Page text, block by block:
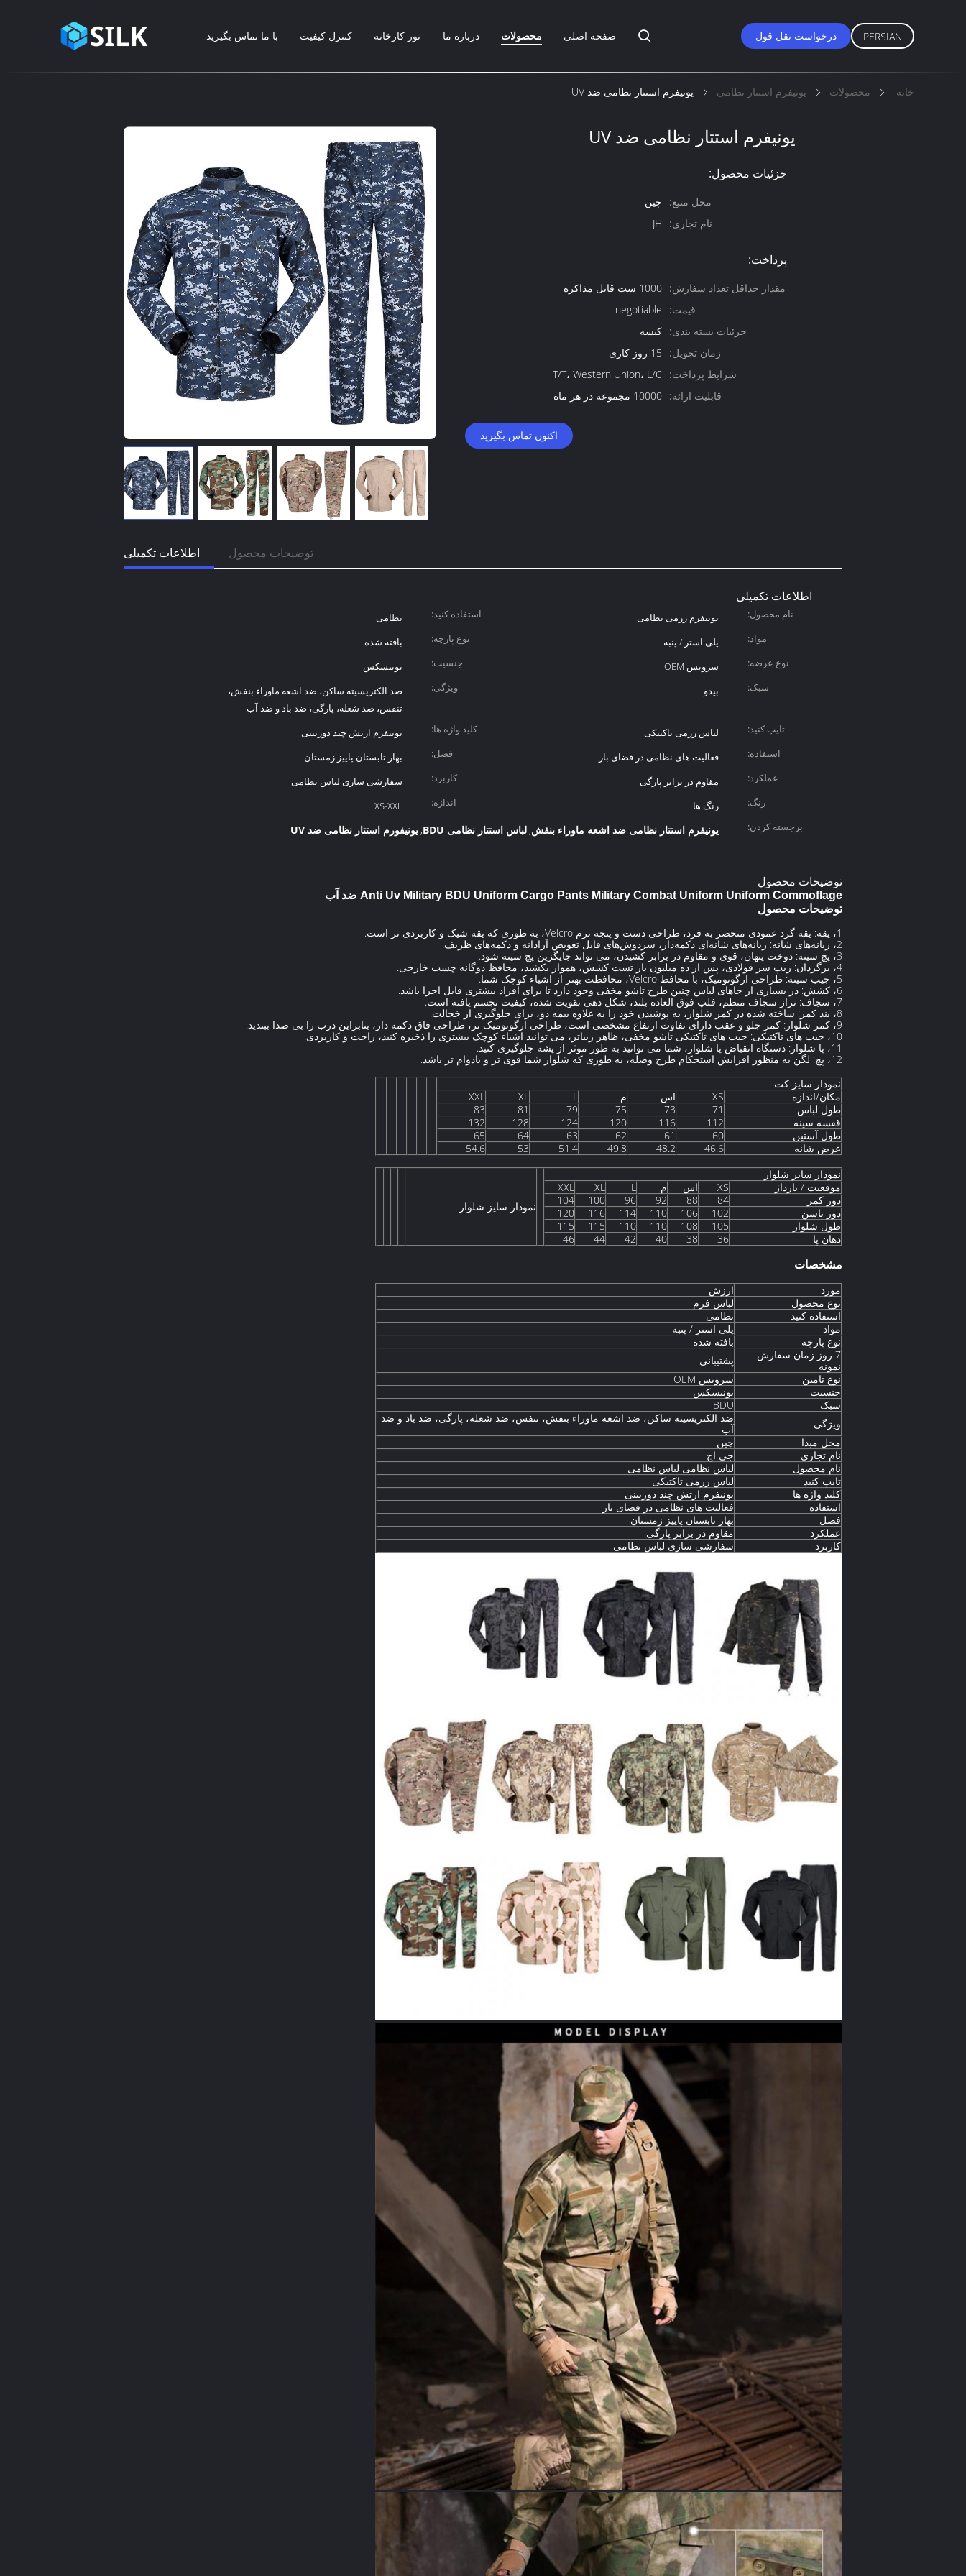
صفحه اصلی محصولات درباره ما تور کارخانه کنترل کیفیت با ما تماس بگیرید درخواست نقل قول PERSIAN
خانه محصولات یونیفرم استتار نظامی یونیفرم استتار نظامی ضد UV
یونیفرم استتار نظامی ضد UV
جزئیات محصول:
محل منبع:
چین
نام تجاری:
JH
پرداخت:
مقدار حداقل تعداد سفارش: 1000 ست قابل مذاکره
قیمت:
negotiable
جزئیات بسته بندی: کیسه
زمان تحویل:
15 روز کاری
شرایط پرداخت:
T/T، Western Union، L/C
قابلیت ارائه: 10000 مجموعه در هر ماه
اکنون تماس بگیرید
اطلاعات تکمیلی توضیحات محصول
اطلاعات تکمیلی
نام محصول: یونیفرم رزمی نظامی استفاده کنید:
نظامی
مواد:
پلی استر / پنبه نوع پارچه:
بافته شده
نوع عرضه:
سرویس OEM جنسیت:
یونیسکس
سبک:
بیدو ویژگی:
ضد الکتریسیته ساکن، ضد اشعه ماوراء بنفش،
تنفس، ضد شعله، پارگی، ضد باد و ضد آب
تایپ کنید:
لباس رزمی تاکتیکی کلید واژه ها:
یونیفرم ارتش چند دوربینی
استفاده:
فعالیت های نظامی در فضای باز فصل:
بهار تابستان پاییز زمستان
عملکرد:
مقاوم در برابر پارگی کاربرد:
سفارشی سازی لباس نظامی
رنگ:
رنگ ها اندازه:
XS-XXL
برجسته کردن:
یونیفرم استتار نظامی ضد اشعه ماوراء بنفش, لباس استتار نظامی BDU , یونیفورم استتار نظامی ضد UV
توضیحات محصول
Anti Uv Military BDU Uniform Cargo Pants Military Combat Uniform Uniform Commoflage ضد آب
توضیحات محصول
1، یقه: یقه گرد عمودی منحصر به فرد، طراحی دست و پنجه نرم Velcro، به طوری که یقه شیک و کاربردی تر است.
2، زبانه‌های شانه: زبانه‌های شانه‌ای دکمه‌دار، سردوش‌های قابل تعویض آزادانه و دکمه‌های ظریف.
3، پچ سینه: دوخت پنهان، قوی و مقاوم در برابر کشیدن، می تواند جایگزین پچ سینه شود.
4، برگردان: زیپ سر فولادی، پس از ده میلیون بار تست کشش، هموار بکشید، محافظ دوگانه چسب خارجی.
5، جیب سینه: طراحی ارگونومیک، با محافظ Velcro، محافظت بهتر از اشیاء کوچک شما.
6، کشش: در بسیاری از جاهای لباس چنین طرح تاشو مخفی وجود دارد تا برای افراد بیشتری قابل اجرا باشد.
7، سجاف: تراز سجاف منظم، فلپ فوق العاده بلند، شکل دهی تقویت شده، کیفیت تجسم یافته است.
8، بند کمر: ساخته شده در کمر شلوار، به پوشیدن خود را به علاوه بیمه دو، برای جلوگیری از خجالت.
9، کمر شلوار: کمر جلو و عقب دارای تفاوت ارتفاع مشخصی است، طراحی ارگونومیک تر، طراحی فاق دکمه دار، بنابراین درب را بی صدا ببندید.
10، جیب های تاکتیکی: جیب های تاکتیکی تاشو مخفی، ظاهر زیباتر، می توانید اشیاء کوچک بیشتری را ذخیره کنید، راحت و کاربردی.
11، پا شلوار: دستگاه انقباض پا شلوار، شما می توانید به طور موثر از پشه جلوگیری کنید.
12، پچ: لگن به منظور افزایش استحکام طرح وصله، به طوری که شلوار شما قوی تر و بادوام تر باشد.
نمودار سایز کت
مکان/اندازه
XS اس م L
XL
XXL
طول لباس
71
73
75
79
81
83
قفسه سینه
112
116
120
124
128
132
طول آستین
60
61
62
63
64
65
عرض شانه
46.6
48.2
49.8
51.4
53
54.6
نمودار سایز شلوار
نمودار سایز شلوار
موقعیت / یارداژ XS اس م L
XL
XXL
دور کمر
84
88
92
96
100
104
دور باسن
102
106
110
114
116
120
طول شلوار
105
108
110
110
115
115
دهان پا
36
38
40
42
44
46
مشخصات
مورد
ارزش
نوع محصول
لباس فرم
استفاده کنید
نظامی
مواد
پلی استر / پنبه
نوع پارچه
بافته شده
7 روز زمان سفارش
نمونه
پشتیبانی
نوع تامین
سرویس OEM
جنسیت
یونیسکس
سبک
BDU
ویژگی
ضد الکتریسیته ساکن، ضد اشعه ماوراء بنفش، تنفس، ضد شعله، پارگی، ضد باد و ضد
آب
محل مبدا
چین
نام تجاری
جی اچ
نام محصول
لباس نظامی لباس نظامی
تایپ کنید
لباس رزمی تاکتیکی
کلید واژه ها
یونیفرم ارتش چند دوربینی
استفاده
فعالیت های نظامی در فضای باز
فصل
بهار تابستان پاییز زمستان
عملکرد
مقاوم در برابر پارگی
کاربرد
سفارشی سازی لباس نظامی